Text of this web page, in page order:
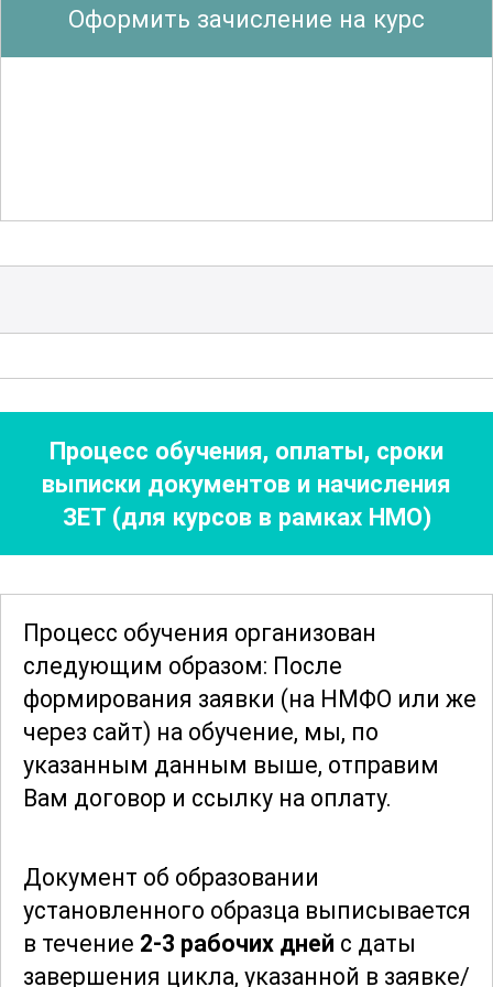
реаниматологии и интенсивной
терапии. Участники получают знания о
медицинских ошибок. Кроме того,
Курс также охватывает
психологическое и эмоциональное
состояние пациентов и их
родственников в критических
ситуациях. Участники узнают, как
эффективно общаться и предоставлять
важной частью работы медсестры в
реанимации. Программа включает в
себя изучение методов стресс-
менеджмента и самопомощи для
медицинского персонала.
Значительное внимание уделяется
соблюдениюсанитарно-гигиенических
норм в реанимации. Участники курса
познакомятся с современными
Оформить зачисление на курс
Процесс обучения, оплаты, сроки
выписки документов и начисления
ЗЕТ (для курсов в рамках НМО)
Процесс обучения организован
следующим образом: После
формирования заявки (на НМФО или же
через сайт) на обучение, мы, по
указанным данным выше, отправим
Вам договор и ссылку на оплату.
Документ об образовании
установленного образца выписывается
в течение 2-3 рабочих дней с даты
завершения цикла, указанной в заявке/